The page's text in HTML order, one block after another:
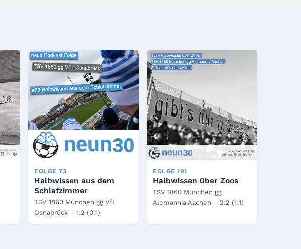
FOLGE 73
Halbwissen aus dem
Schlafzimmer
TSV 1860 München gg VfL
Osnabrück – 1:2 (0:1)
FOLGE 191
Halbwissen über Zoos
TSV 1860 München gg
Alemannia Aachen – 2:2 (1:1)